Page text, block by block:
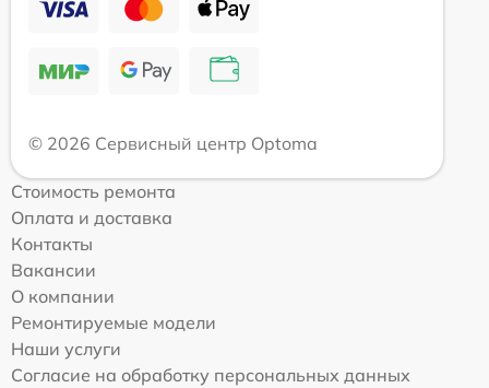
© 2026 Сервисный центр Optoma
Стоимость ремонта
Оплата и доставка
Контакты
Вакансии
О компании
Ремонтируемые модели
Наши услуги
Согласие на обработку персональных данных